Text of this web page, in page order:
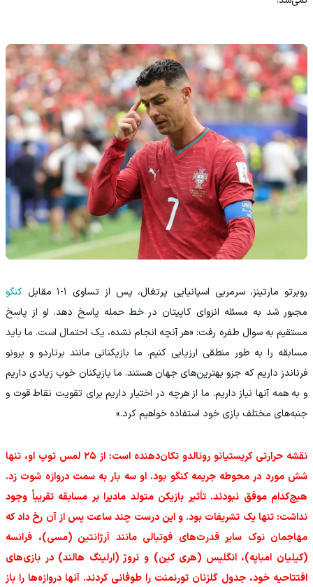
روبرتو مارتینز، سرمربی اسپانیایی پرتغال، پس از تساوی ۱-۱ مقابل
کنگو
مجبور شد به مسئله انزوای کاپیتان در خط حمله پاسخ دهد. او از پاسخ
مستقیم به سوال طفره رفت: «هر آنچه انجام نشده، یک احتمال است. ما باید
مسابقه را به‌ طور منطقی ارزیابی کنیم. ما بازیکنانی مانند برناردو و برونو
فرناندز داریم که جزو بهترین‌های جهان هستند. ما بازیکنان خوب زیادی داریم
و به همه آنها نیاز داریم. ما از هرچه در اختیار داریم برای تقویت نقاط قوت و
جنبه‌های مختلف بازی خود استفاده خواهیم کرد.»
نقشه حرارتی کریستیانو رونالدو تکان‌دهنده است: از ۲۵ لمس توپ او، تنها
شش مورد در محوطه جریمه کنگو بود. او سه بار به سمت دروازه شوت زد.
هیچ‌کدام موفق نبودند. تأثیر بازیکن متولد مادیرا بر مسابقه تقریباً وجود
نداشت: تنها یک تشریفات بود. و این درست چند ساعت پس از آن رخ داد که
مهاجمان نوک سایر قدرت‌های فوتبالی مانند آرژانتین (مسی)، فرانسه
(کیلیان امباپه)، انگلیس (هری کین) و نروژ (ارلینگ هالند) در بازی‌های
افتتاحیه خود، جدول گلزنان تورنمنت را طوفانی کردند. آنها دروازه‌ها را باز